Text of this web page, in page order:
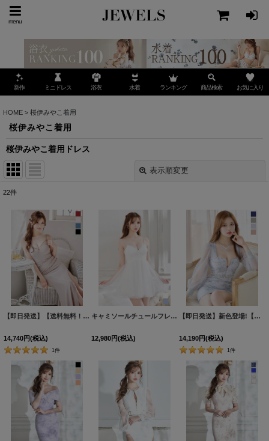
menu
新作 ミニドレス 浴衣 水着 ランキング 商品検索 お気に入り
HOME > 桜伊みやこ着用
桜伊みやこ着用
桜伊みやこ着用ドレス
表示順変更
並び順
絞り込む
22件
【即日発送】【送料無料！】新色登場！ビジューキャミソールサイドスリットラメロングドレス/キャバドレス【S-Lサイズ/4カラー】[OF03-U] 【YN】dzwt
14,740円(税込)
1件
キャミソールチュールフレアAラインミニドレス/キャバドレス【XS-Mサイズ/2カラー】[OF03] 【YN】dzce
12,980円(税込)
【即日発送】新色登場!【送料無料】スクエアネック/フロントジップ/チュール袖/シアー/刺繍/レース/タイト/スリット/ミニドレス/キャバドレス【XS-XLサイズ/4カラー】[OF03-X]【YN】dzj
14,190円(税込)
1件